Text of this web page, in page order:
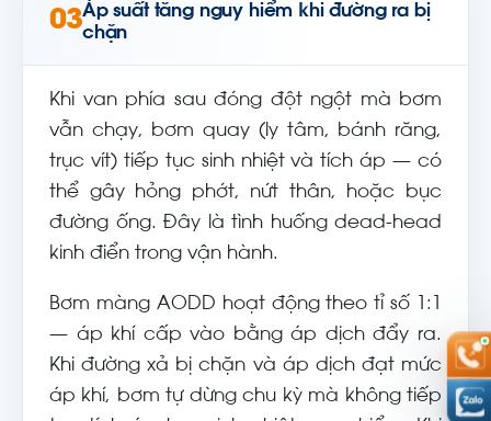
03Áp suất tăng nguy hiểm khi đường ra bị
chặn
Khi van phía sau đóng đột ngột mà bơm
vẫn chạy, bơm quay (ly tâm, bánh răng,
trục vít) tiếp tục sinh nhiệt và tích áp — có
thể gây hỏng phớt, nứt thân, hoặc bục
đường ống. Đây là tình huống dead-head
kinh điển trong vận hành.
Bơm màng AODD hoạt động theo tỉ số 1:1
— áp khí cấp vào bằng áp dịch đẩy ra.
Khi đường xả bị chặn và áp dịch đạt mức
áp khí, bơm tự dừng chu kỳ mà không tiếp